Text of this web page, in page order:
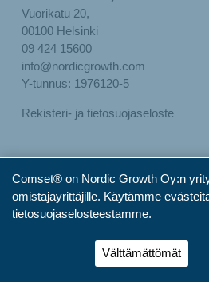
Comset® on Nordic Growth Oy:n
omistajayrittäjille. Käytämme
tietosuojaselosteestamme.
Välttämättömät
Vuorikatu 20,
00100 Helsinki
09 424 15600
info@nordicgrowth.com
Y-tunnus: 1976120-5
Rekisteri- ja tietosuojaseloste